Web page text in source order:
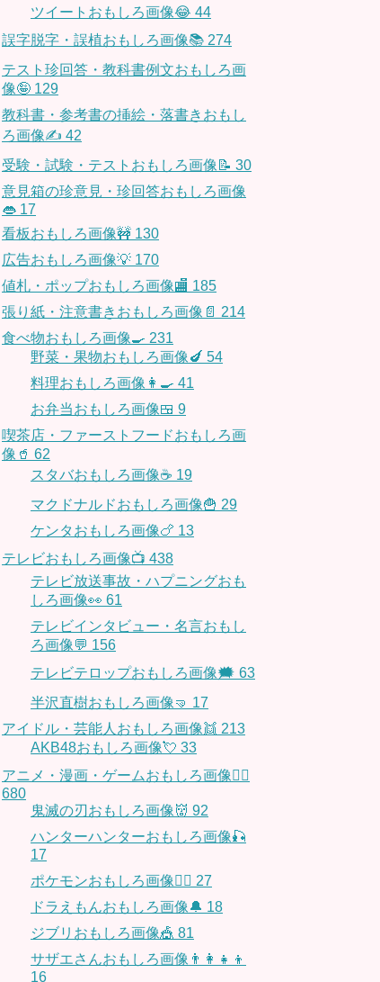
ツイートおもしろ画像😂 44
誤字脱字・誤植おもしろ画像📚 274
テスト珍回答・教科書例文おもしろ画
像🤪 129
教科書・参考書の挿絵・落書きおもし
ろ画像✍️ 42
受験・試験・テストおもしろ画像📝 30
意見箱の珍意見・珍回答おもしろ画像
👄 17
看板おもしろ画像🚧 130
広告おもしろ画像💡 170
値札・ポップおもしろ画像🏬 185
張り紙・注意書きおもしろ画像📄 214
食べ物おもしろ画像🍳 231
野菜・果物おもしろ画像🍆 54
料理おもしろ画像👩‍🍳 41
お弁当おもしろ画像🍱 9
喫茶店・ファーストフードおもしろ画
像🥤 62
スタバおもしろ画像☕️ 19
マクドナルドおもしろ画像🍟 29
ケンタおもしろ画像🍗 13
テレビおもしろ画像📺 438
テレビ放送事故・ハプニングおも
しろ画像👀 61
テレビインタビュー・名言おもし
ろ画像💬 156
テレビテロップおもしろ画像🗯 63
半沢直樹おもしろ画像🤜 17
アイドル・芸能人おもしろ画像👯 213
AKB48おもしろ画像💘 33
アニメ・漫画・ゲームおもしろ画像🧚‍♀️
680
鬼滅の刃おもしろ画像👹 92
ハンターハンターおもしろ画像🎣
17
ポケモンおもしろ画像🤹‍♂️ 27
ドラえもんおもしろ画像🔔 18
ジブリおもしろ画像🎪 81
サザエさんおもしろ画像👨‍👩‍👧‍👦
16